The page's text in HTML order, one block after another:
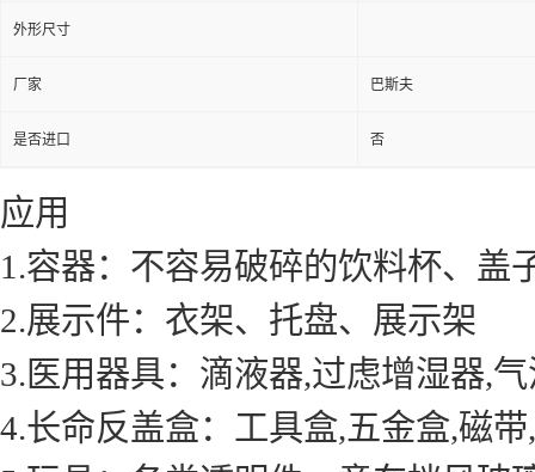
外形尺寸
厂家 巴斯夫
是否进口 否
应用
1.容器：不容易破碎的饮料杯、盖
2.展示件：衣架、托盘、展示架
3.医用器具：滴液器,过虑增湿器,
4.长命反盖盒：工具盒,五金盒,磁